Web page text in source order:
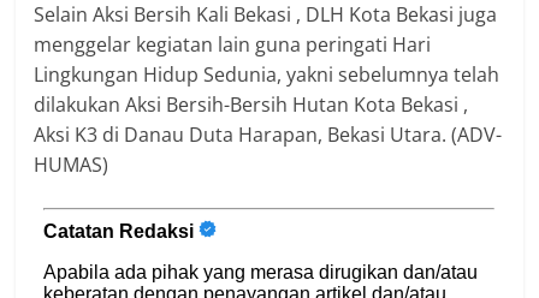
Selain Aksi Bersih Kali Bekasi , DLH Kota Bekasi juga
menggelar kegiatan lain guna peringati Hari
Lingkungan Hidup Sedunia, yakni sebelumnya telah
dilakukan Aksi Bersih-Bersih Hutan Kota Bekasi ,
Aksi K3 di Danau Duta Harapan, Bekasi Utara. (ADV-
HUMAS)